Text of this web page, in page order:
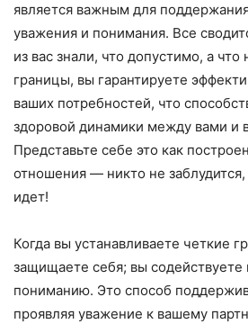
является важным для
уважения и понимания. Все
из вас знали, что допустимо, а что
границы, вы гарантируете
ваших потребностей, что
здоровой динамики между вами и
Представьте себе это как
отношения — никто не
идет!
Когда вы устанавливаете четкие
защищаете себя; вы содействуете
пониманию. Это способ
проявляя уважение к вашему